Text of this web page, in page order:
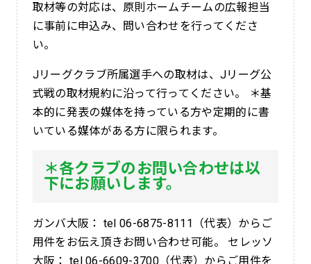
取材等の対応は、原則ホームチームの広報担当
に事前に申込み、問い合わせを行ってくださ
い。
Jリーグクラブ所属選手への取材は、Jリーグ公
式戦の取材規約に沿って行ってください。 ＊基
本的に発表の媒体を持っている方や定期的に書
いている媒体がある方に限られます。
＊各クラブのお問い合わせは以
下にお願いします。
ガンバ大阪： tel 06-6875-8111（代表）からご
用件をお伝え頂きお問い合わせ可能。 セレッソ
大阪： tel 06-6609-3700（代表）からご用件を